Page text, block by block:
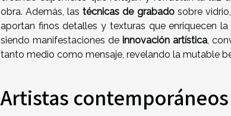
obra. Además, lastécnicas de grabadosobre
aportan finos detalles y texturas que enriquecen
siendo manifestaciones de innovación artística ,
tanto medio como mensaje, revelando la mutable
Artistas